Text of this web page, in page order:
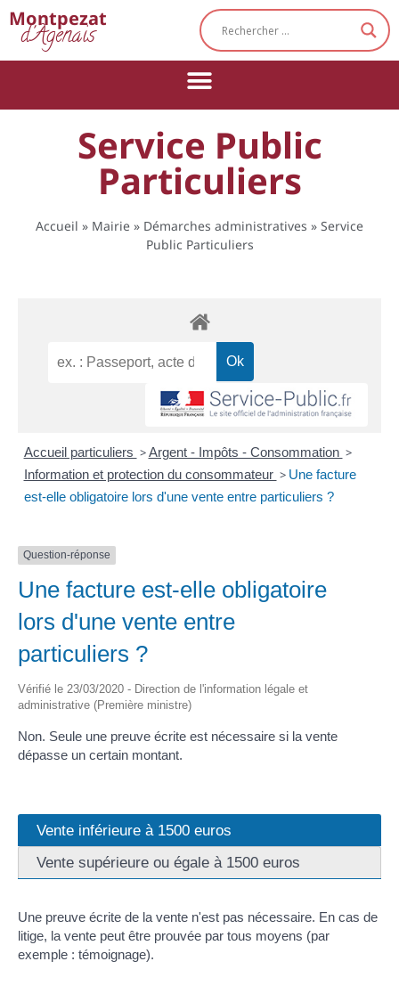
Montpezat
d'Agenais
Service Public
Particuliers
Accueil » Mairie » Démarches administratives » Service
Public Particuliers
Accueil particuliers > Argent - Impôts - Consommation >
Information et protection du consommateur > Une facture
est-elle obligatoire lors d'une vente entre particuliers ?
Question-réponse
Une facture est-elle obligatoire
lors d'une vente entre
particuliers ?
Vérifié le 23/03/2020 - Direction de l'information légale et
administrative (Première ministre)
Non. Seule une preuve écrite est nécessaire si la vente
dépasse un certain montant.
Vente inférieure à 1500 euros
Vente supérieure ou égale à 1500 euros
Une preuve écrite de la vente n'est pas nécessaire. En cas de
litige, la vente peut être prouvée par tous moyens (par
exemple : témoignage).
Cookies management panel